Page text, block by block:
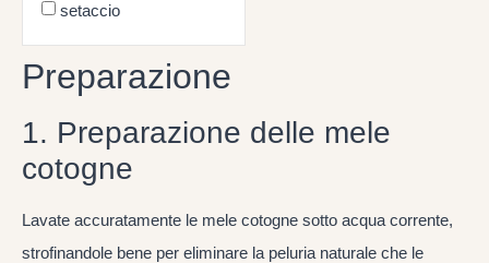
setaccio
Preparazione
1. Preparazione delle mele
cotogne
Lavate accuratamente le mele cotogne sotto acqua corrente,
strofinandole bene per eliminare la peluria naturale che le